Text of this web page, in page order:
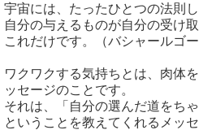
宇宙には、たったひとつの法則し
自分の与えるものが自分の受け取
これだけです。（バシャールゴー
ワクワクする気持ちとは、肉体
ッセージのことです。
それは、「自分の選んだ道をち
ということを教えてくれるメッ